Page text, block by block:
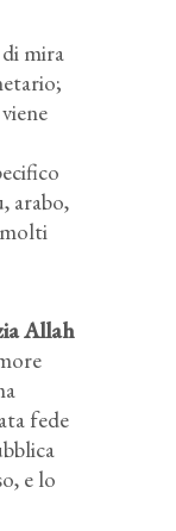
mira
arabo,
molti
Allah
fede
e lo